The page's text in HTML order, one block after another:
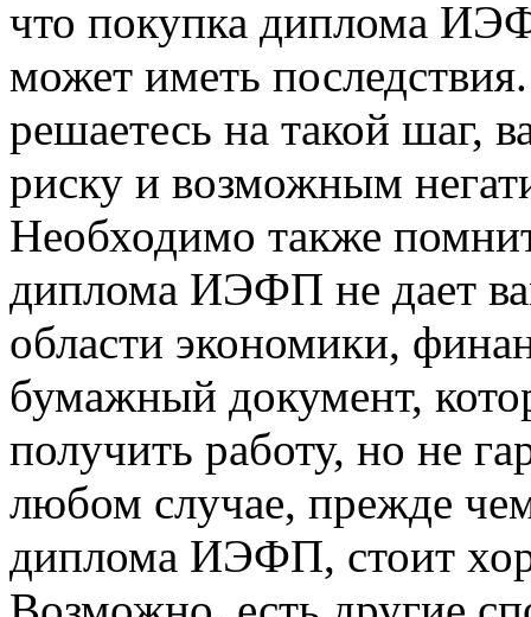
что покупка диплома
может иметь
решаетесь на такой шаг,
риску и возможным
Необходимо также
диплома ИЭФП не дает
области экономики,
бумажный документ,
получить работу, но не
любом случае, прежде
диплома ИЭФП, стоит